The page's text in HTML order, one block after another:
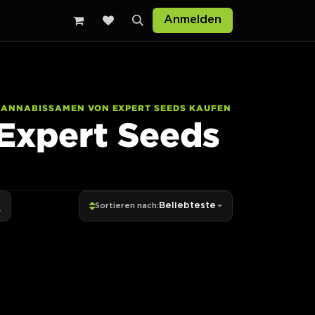
Anmelden
VON EXPERT SEEDS KAUFEN
Seeds
Sortieren nach: Beliebteste